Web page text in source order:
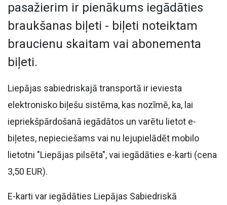
pasažierim ir pienākums iegādāties
braukšanas biļeti - biļeti noteiktam
braucienu skaitam vai abonementa
biļeti.
Liepājas sabiedriskajā transportā ir ieviesta
elektronisko biļešu sistēma, kas nozīmē, ka, lai
iepriekšpārdošanā iegādātos un varētu lietot e-
biļetes, nepieciešams vai nu lejupielādēt mobilo
lietotni "Liepājas pilsēta", vai iegādāties e-karti (cena
3,50 EUR).
E-karti var iegādāties Liepājas Sabiedriskā